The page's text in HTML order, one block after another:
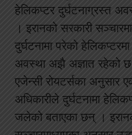
हेलिकप्टर दुर्घटनाग्रस्त
। इरानको सरकारी
दुर्घटनामा परेको
अवस्था अझै अज्ञात रहेको
एजेन्सी रोयटर्सका अनुसार
अधिकारीले दुर्घटनामा
जलेको बताएका छन् ।